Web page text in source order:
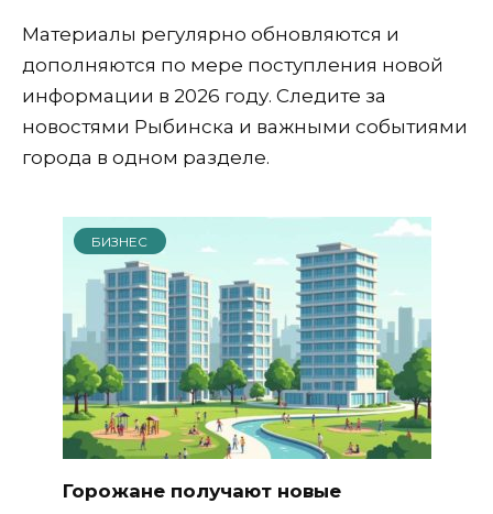
Материалы регулярно обновляются и
дополняются по мере поступления новой
информации в 2026 году. Следите за
новостями Рыбинска и важными событиями
города в одном разделе.
БИЗНЕС
Горожане получают новые